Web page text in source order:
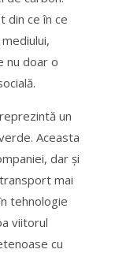
din ce în ce
nu doar o
un
Aceasta
dar și
mai
tehnologie
viitorul
cu